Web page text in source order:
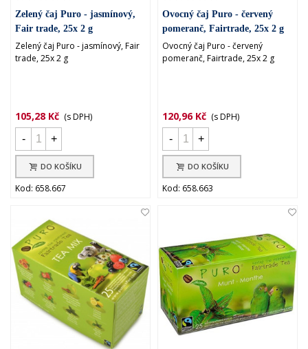
Zelený čaj Puro - jasmínový,
Fair trade, 25x 2 g
Zelený čaj Puro - jasmínový, Fair
trade, 25x 2 g
105,28 Kč (s DPH)
-
+
DO KOŠÍKU
Kod: 658.667
Ovocný čaj Puro - červený
pomeranč, Fairtrade, 25x 2 g
Ovocný čaj Puro - červený
pomeranč, Fairtrade, 25x 2 g
120,96 Kč (s DPH)
-
+
DO KOŠÍKU
Kod: 658.663